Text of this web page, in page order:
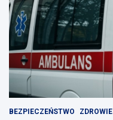
BEZPIECZEŃSTWO ZDROWIE